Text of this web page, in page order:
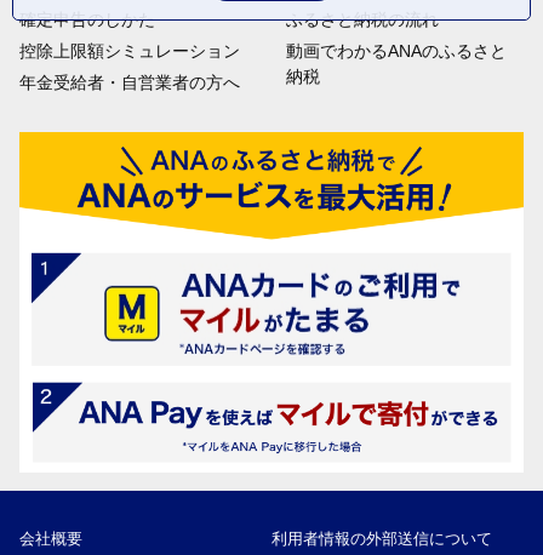
確定申告のしかた
控除上限額シミュレーション
年金受給者・自営業者の方へ
ふるさと納税の流れ
動画でわかるANAのふるさと
納税
会社概要 利用者情報の外部送信について